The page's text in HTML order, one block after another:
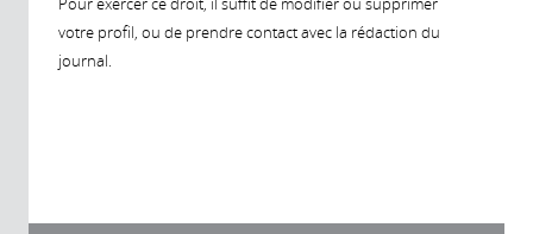
votre profil, ou de prendre contact avec la rédaction du
journal.